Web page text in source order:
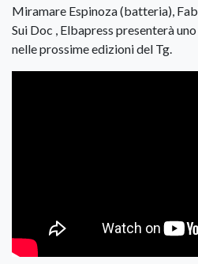
Miramare Espinoza (batteria),
Sui Doc , Elbapress presenterà
nelle prossime edizioni del Tg.